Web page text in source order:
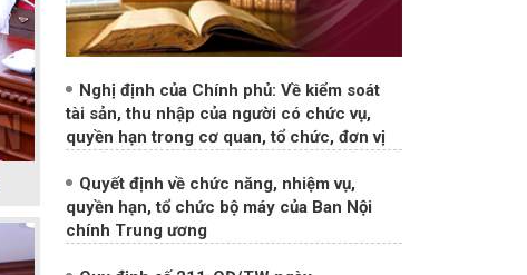
VĂN BẢN NỘI CHÍNH & PCTN
Nghị định của Chính phủ: Về kiểm soát
tài sản, thu nhập của người có chức vụ,
quyền hạn trong cơ quan, tổ chức, đơn vị